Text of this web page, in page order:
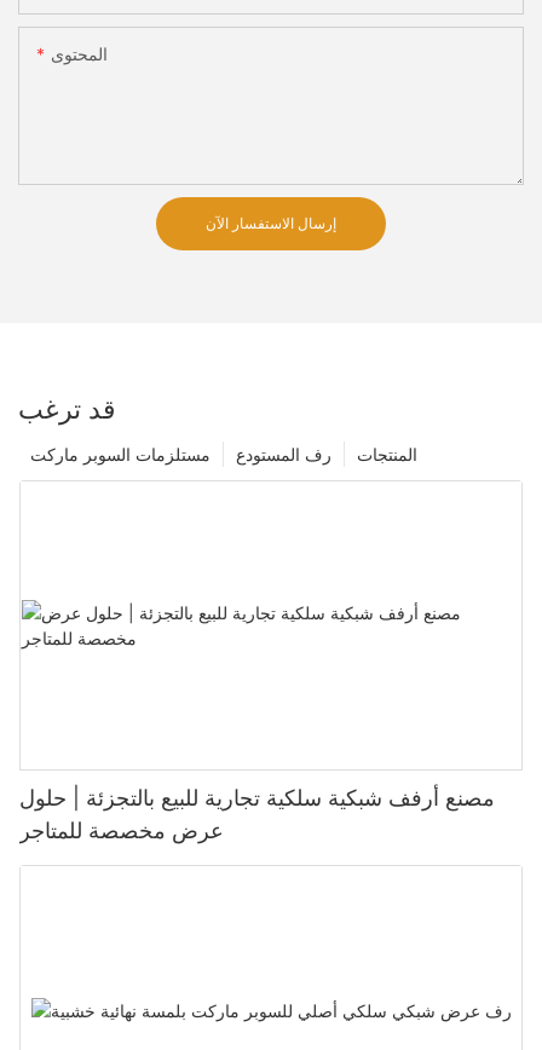
المحتوى
إرسال الاستفسار الآن
قد ترغب
المنتجات رف المستودع مستلزمات السوبر ماركت
مصنع أرفف شبكية سلكية تجارية للبيع بالتجزئة | حلول
عرض مخصصة للمتاجر